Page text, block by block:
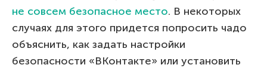
не совсем безопасное место. В некоторых
случаях для этого придется попросить чадо
объяснить, как задать настройки
безопасности «ВКонтакте» или установить